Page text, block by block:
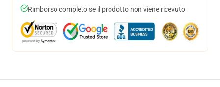
Rimborso completo se il prodotto non viene ricevuto